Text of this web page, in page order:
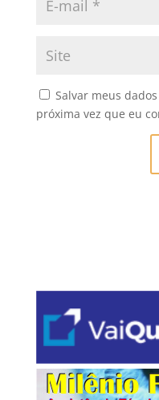
Salvar meus
próxima vez que eu